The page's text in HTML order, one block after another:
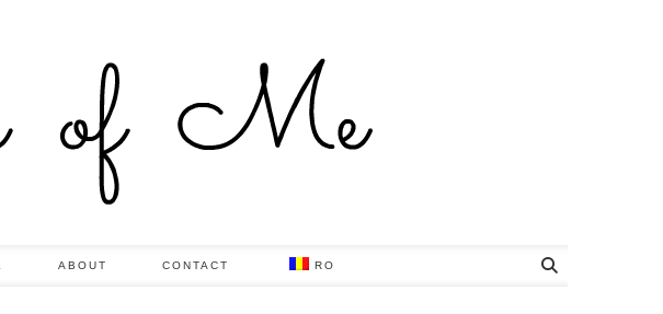
ABOUT CONTACT RO